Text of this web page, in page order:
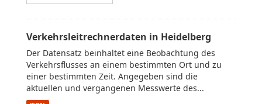
Verkehrsleitrechnerdaten in Heidelberg
Der Datensatz beinhaltet eine Beobachtung des
Verkehrsflusses an einem bestimmten Ort und zu
einer bestimmten Zeit. Angegeben sind die
aktuellen und vergangenen Messwerte des...